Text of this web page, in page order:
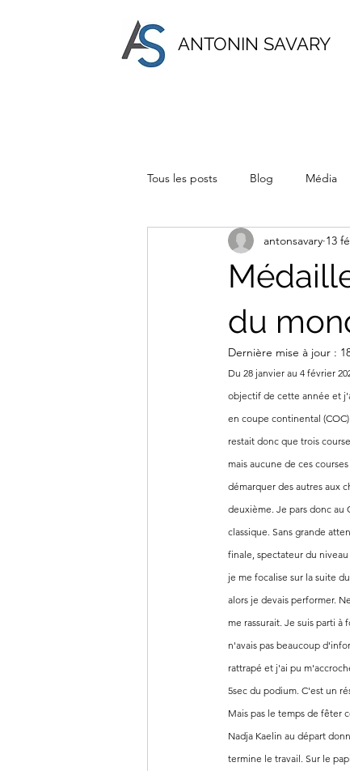
ANTONIN SAVARY
Tous les posts Blog Média
du
antonsavary 13
Dernière mise à jour :
Du 28 janvier au 4 février
objectif de cette année et
en coupe continental
restait donc que trois
mais aucune de ces
démarquer des autres aux
deuxième. Je pars donc au
classique. Sans grande
finale, spectateur du
je me focalise sur la suite
alors je devais performer.
me rassurait. Je suis parti
n'avais pas beaucoup
rattrapé et j'ai pu
5sec du podium. C'est un
Mais pas le temps de fêter
Nadja Kaelin au départ
termine le travail. Sur le